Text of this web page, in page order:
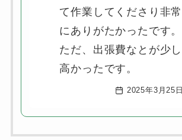
て作業してくださり非常
にありがたかったです。
ただ、出張費なとが少し
高かったです。
2025年3月25日